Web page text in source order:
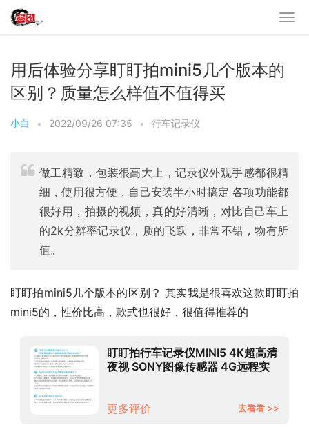
用后体验分享盯盯拍mini5几个版本的
区别？质量怎么样值不值得买
小白 • 2022/09/26 07:35 • 行车记录仪
做工精致，包装很高大上，记录仪外观手感都很精
细，使用很方便，自己安装半小时搞定 各项功能都
很好用，拍摄的视频，真的好清晰，对比自己车上
的2k分辨率记录仪，质的飞跃，非常不错，物有所
值。
盯盯拍mini5几个版本的区别？ 其实我是很喜欢这款盯盯拍
mini5的，性价比高，款式也很好，很值得推荐的
盯盯拍行车记录仪MINI5 4K超高清
夜视 SONY图像传感器 4G远程实
更多评价
去看看 >>